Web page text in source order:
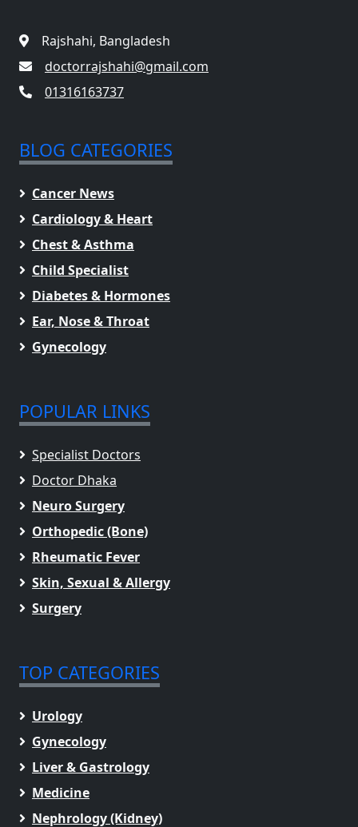
Rajshahi, Bangladesh
doctorrajshahi@gmail.com
01316163737
BLOG CATEGORIES
Cancer News
Cardiology & Heart
Chest & Asthma
Child Specialist
Diabetes & Hormones
Ear, Nose & Throat
Gynecology
POPULAR LINKS
Specialist Doctors
Doctor Dhaka
Neuro Surgery
Orthopedic (Bone)
Rheumatic Fever
Skin, Sexual & Allergy
Surgery
TOP CATEGORIES
Urology
Gynecology
Liver & Gastrology
Medicine
Nephrology (Kidney)